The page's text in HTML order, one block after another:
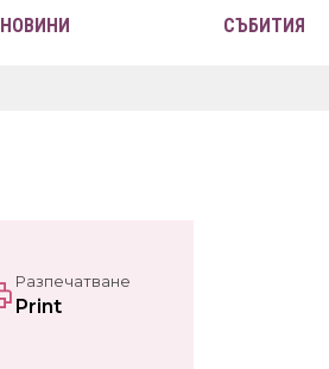
НОВИНИ СЪБИТИЯ
Разпечатване
Print